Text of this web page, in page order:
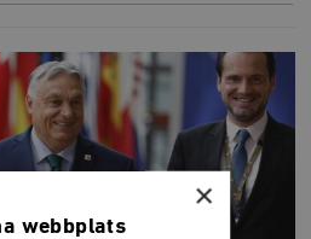
×
webbplats